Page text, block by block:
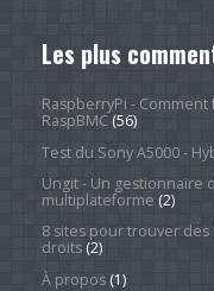
Les plus
RaspberryPi -
RaspBMC(56)
Test du Sony A5000 -
Ungit - Un gestionnaire
multiplateforme (2)
8 sites pour trouver
droits(2)
À propos(1)